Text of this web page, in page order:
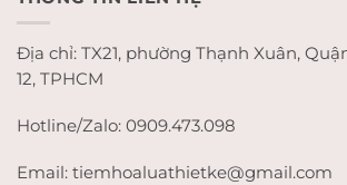
Địa chỉ: TX21, phường Thạnh Xuân,
12, TPHCM
Hotline/Zalo: 0909.473.098
Email: tiemhoaluathietke@gmail.com